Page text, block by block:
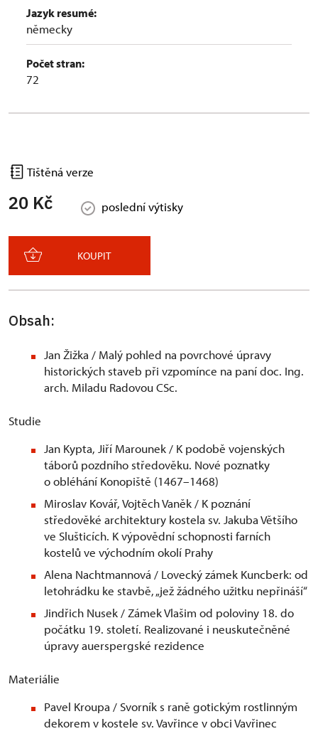
Jazyk resumé:
německy
Počet stran:
72
Tištěná verze
20 Kč poslední výtisky
KOUPIT
Obsah:
Jan Žižka / Malý pohled na povrchové úpravy
historických staveb při vzpomínce na paní doc. Ing.
arch. Miladu Radovou CSc.
Studie
Jan Kypta, Jiří Marounek / K podobě vojenských
táborů pozdního středověku. Nové poznatky
o obléhání Konopiště (1467–1468)
Miroslav Kovář, Vojtěch Vaněk / K poznání
středověké architektury kostela sv. Jakuba Většího
ve Slušticích. K výpovědní schopnosti farních
kostelů ve východním okolí Prahy
Alena Nachtmannová / Lovecký zámek Kuncberk: od
letohrádku ke stavbě, „jež žádného užitku nepřináší“
Jindřich Nusek / Zámek Vlašim od poloviny 18. do
počátku 19. století. Realizované i neuskutečněné
úpravy auerspergské rezidence
Materiálie
Pavel Kroupa / Svorník s raně gotickým rostlinným
dekorem v kostele sv. Vavřince v obci Vavřinec